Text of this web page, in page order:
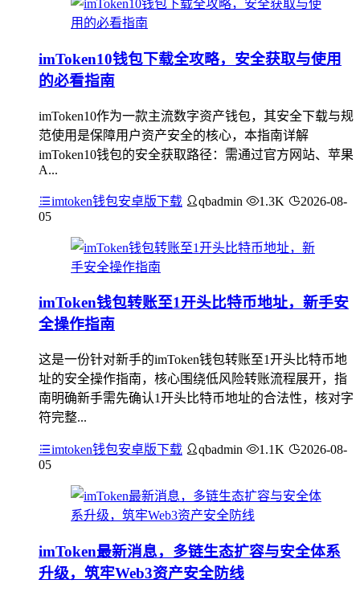
imToken10钱包下载全攻略，安全获取与使用
的必看指南
imToken10作为一款主流数字资产钱包，其安全下载与规
范使用是保障用户资产安全的核心，本指南详解
imToken10钱包的安全获取路径：需通过官方网站、苹果
A...
imtoken钱包安卓版下载 qbadmin 1.3K
2026-08-
05
imToken钱包转账至1开头比特币地址，新手安
全操作指南
这是一份针对新手的imToken钱包转账至1开头比特币地
址的安全操作指南，核心围绕低风险转账流程展开，指
南明确新手需先确认1开头比特币地址的合法性，核对字
符完整...
imtoken钱包安卓版下载 qbadmin 1.1K
2026-08-
05
imToken最新消息，多链生态扩容与安全体系
升级，筑牢Web3资产安全防线